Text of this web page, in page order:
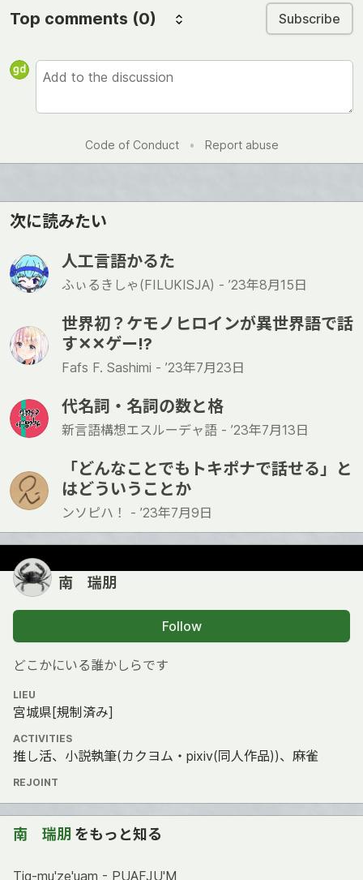
Top comments (0) Subscribe
Code of Conduct • Report abuse
次に読みたい
人工言語かるた
ふぃるきしゃ(FILUKISJA) - ’23年8月15日
世界初？ケモノヒロインが異世界語で話
す✕✕ゲー!?
Fafs F. Sashimi - ’23年7月23日
代名詞・名詞の数と格
新言語構想エスルーデャ語 - ’23年7月13日
「どんなことでもトキポナで話せる」と
はどういうことか
ンソピハ！ - ’23年7月9日
南 瑞朋
Follow
どこかにいる誰かしらです
LIEU
宮城県[規制済み]
ACTIVITIES
推し活、小説執筆(カクヨム・pixiv(同人作品))、麻雀
REJOINT
南 瑞朋 をもっと知る
Тig-mu'ze'uam - PUAFJU'M